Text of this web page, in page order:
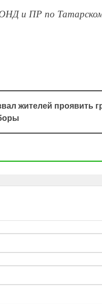
и ПР по
жителей проявить